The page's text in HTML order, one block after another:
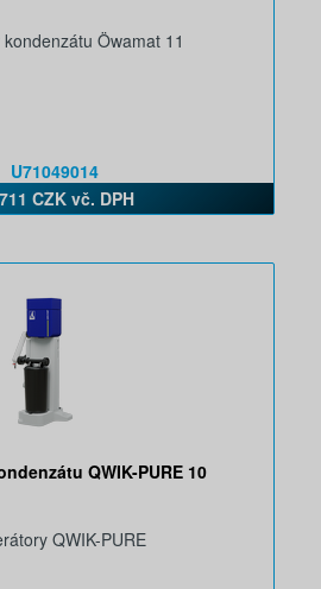
Öwamat 11
U71049014
CZK vč. DPH
QWIK-PURE 10
QWIK-PURE